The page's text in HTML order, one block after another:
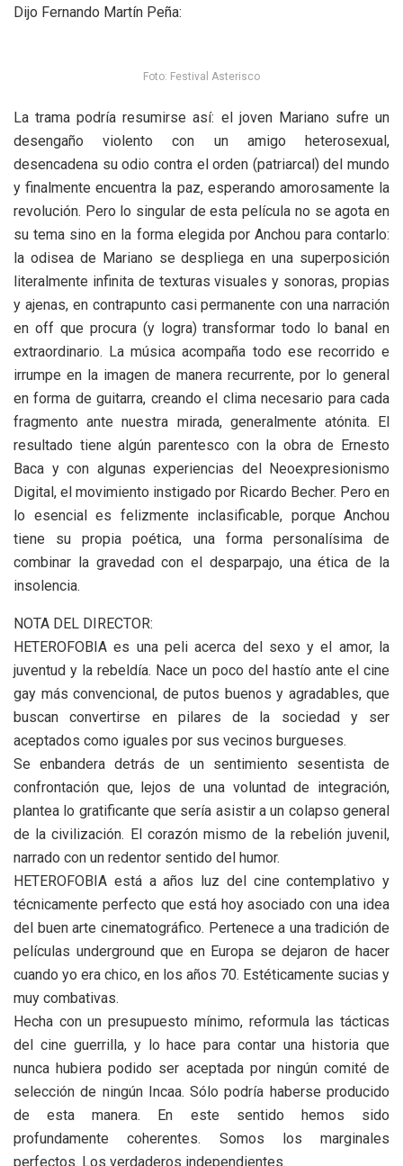
Dijo Fernando Martín Peña:
Foto: Festival Asterisco
La trama podría resumirse así: el joven Mariano sufre un
desengaño violento con un amigo heterosexual,
desencadena su odio contra el orden (patriarcal) del mundo
y finalmente encuentra la paz, esperando amorosamente la
revolución. Pero lo singular de esta película no se agota en
su tema sino en la forma elegida por Anchou para contarlo:
la odisea de Mariano se despliega en una superposición
literalmente infinita de texturas visuales y sonoras, propias
y ajenas, en contrapunto casi permanente con una narración
en off que procura (y logra) transformar todo lo banal en
extraordinario. La música acompaña todo ese recorrido e
irrumpe en la imagen de manera recurrente, por lo general
en forma de guitarra, creando el clima necesario para cada
fragmento ante nuestra mirada, generalmente atónita. El
resultado tiene algún parentesco con la obra de Ernesto
Baca y con algunas experiencias del Neoexpresionismo
Digital, el movimiento instigado por Ricardo Becher. Pero en
lo esencial es felizmente inclasificable, porque Anchou
tiene su propia poética, una forma personalísima de
combinar la gravedad con el desparpajo, una ética de la
insolencia.
NOTA DEL DIRECTOR:
HETEROFOBIA es una peli acerca del sexo y el amor, la
juventud y la rebeldía. Nace un poco del hastío ante el cine
gay más convencional, de putos buenos y agradables, que
buscan convertirse en pilares de la sociedad y ser
aceptados como iguales por sus vecinos burgueses.
Se enbandera detrás de un sentimiento sesentista de
confrontación que, lejos de una voluntad de integración,
plantea lo gratificante que sería asistir a un colapso general
de la civilización. El corazón mismo de la rebelión juvenil,
narrado con un redentor sentido del humor.
HETEROFOBIA está a años luz del cine contemplativo y
técnicamente perfecto que está hoy asociado con una idea
del buen arte cinematográfico. Pertenece a una tradición de
películas underground que en Europa se dejaron de hacer
cuando yo era chico, en los años 70. Estéticamente sucias y
muy combativas.
Hecha con un presupuesto mínimo, reformula las tácticas
del cine guerrilla, y lo hace para contar una historia que
nunca hubiera podido ser aceptada por ningún comité de
selección de ningún Incaa. Sólo podría haberse producido
de esta manera. En este sentido hemos sido
profundamente coherentes. Somos los marginales
perfectos. Los verdaderos independientes.